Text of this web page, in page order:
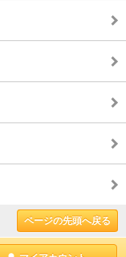
ページの先頭へ戻る